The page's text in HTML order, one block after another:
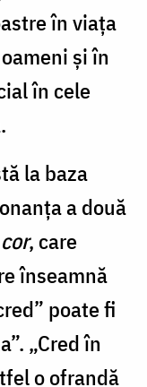
în viața
și în
în cele
la baza
a două
cor, care
înseamnă
poate fi
„Cred în
o ofrandă